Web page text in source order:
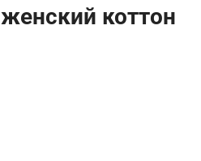
коттон